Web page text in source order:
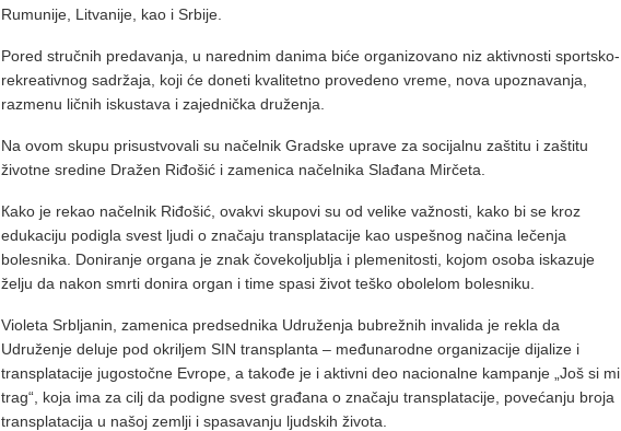
Rumunije, Litvanije, kao i Srbije.
Pored stručnih predavanja, u narednim danima biće organizovano niz aktivnosti sportsko-
rekreativnog sadržaja, koji će doneti kvalitetno provedeno vreme, nova upoznavanja,
razmenu ličnih iskustava i zajednička druženja.
Na ovom skupu prisustvovali su načelnik Gradske uprave za socijalnu zaštitu i zaštitu
životne sredine Dražen Riđošić i zamenica načelnika Slađana Mirčeta.
Кako je rekao načelnik Riđošić, ovakvi skupovi su od velike važnosti, kako bi se kroz
edukaciju podigla svest ljudi o značaju transplatacije kao uspešnog načina lečenja
bolesnika. Doniranje organa je znak čovekoljublja i plemenitosti, kojom osoba iskazuje
želju da nakon smrti donira organ i time spasi život teško obolelom bolesniku.
Violeta Srbljanin, zamenica predsednika Udruženja bubrežnih invalida je rekla da
Udruženje deluje pod okriljem SIN transplanta – međunarodne organizacije dijalize i
transplatacije jugostočne Evrope, a takođe je i aktivni deo nacionalne kampanje „Još si mi
trag“, koja ima za cilj da podigne svest građana o značaju transplatacije, povećanju broja
transplatacija u našoj zemlji i spasavanju ljudskih života.